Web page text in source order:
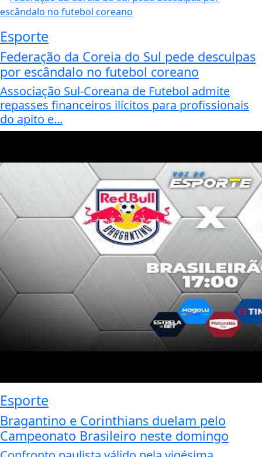
Esporte
Federação da Coreia do Sul pede desculpas
por escândalo no futebol coreano
Associação Sul-Coreana de Futebol admite
repasses financeiros ilícitos para profissionais
do apito e...
Esporte
Bragantino e Corinthians duelam pelo
Campeonato Brasileiro neste domingo